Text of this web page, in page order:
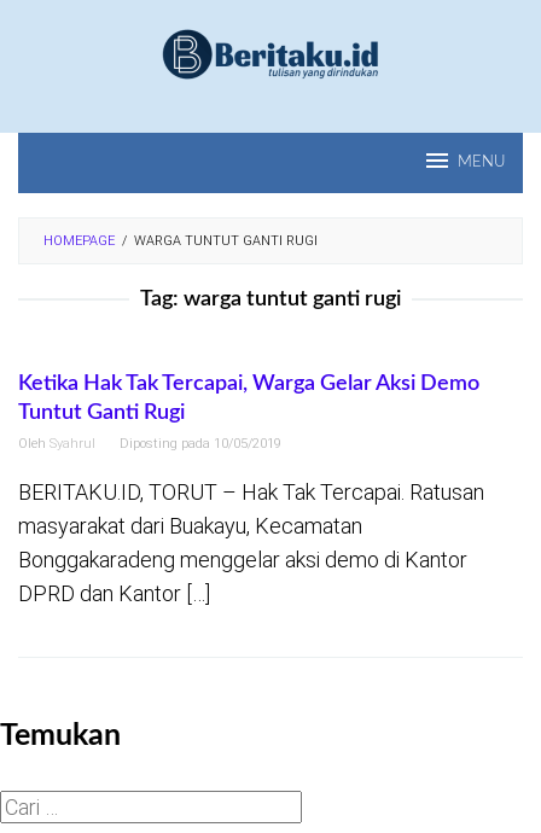
MENU
HOMEPAGE / WARGA TUNTUT GANTI RUGI
Tag: warga tuntut ganti rugi
Ketika Hak Tak Tercapai, Warga Gelar Aksi Demo
Tuntut Ganti Rugi
Oleh Syahrul Diposting pada 10/05/2019
BERITAKU.ID, TORUT – Hak Tak Tercapai. Ratusan
masyarakat dari Buakayu, Kecamatan
Bonggakaradeng menggelar aksi demo di Kantor
DPRD dan Kantor […]
Temukan
Cari